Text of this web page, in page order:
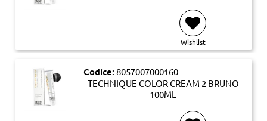
Wishlist
Codice: 8057007000160
TECHNIQUE COLOR CREAM 2 BRUNO
100ML